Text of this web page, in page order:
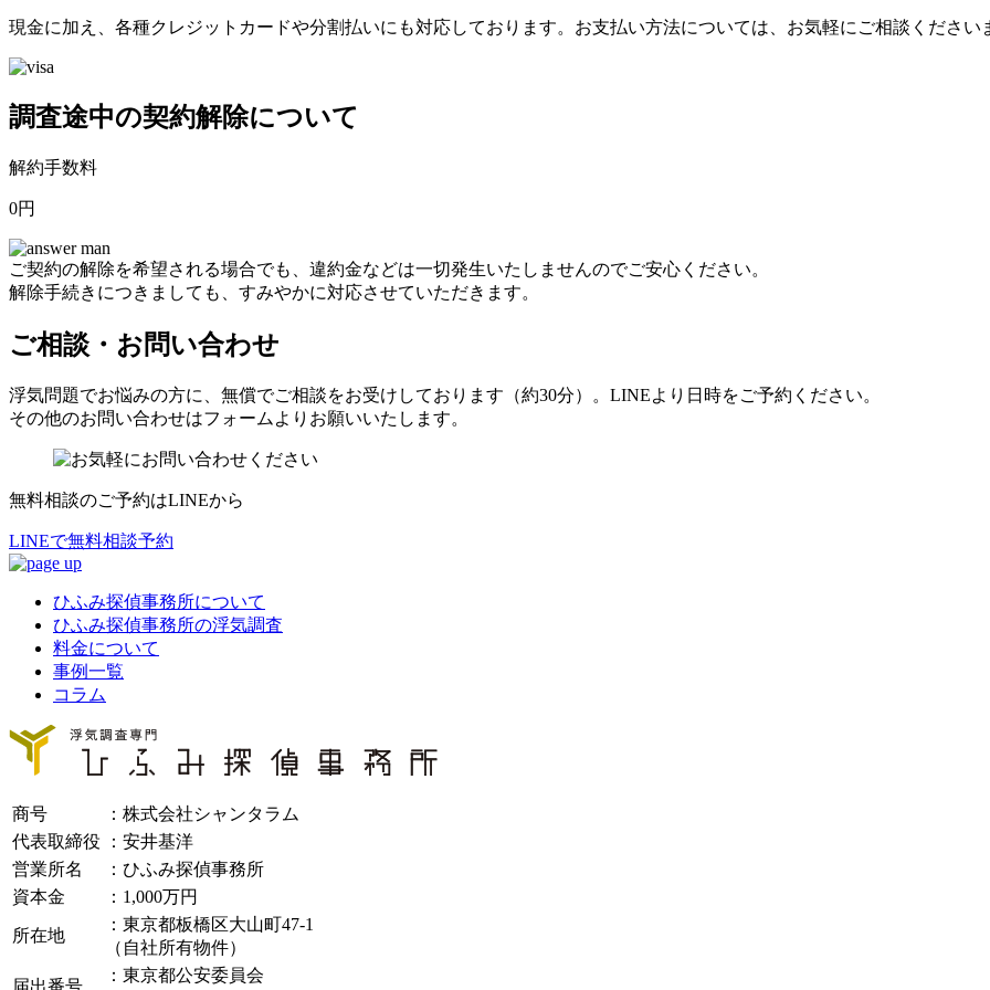
現金に加え 各種クレジットカードや分割払いにも対応しております。 お支払い方法については お気軽にご相談ください
調査途中の契約解除について
解約手数料
0円
ご契約の解除を希望される場合でも 違約金などは一切発生いたしませんのでご安心ください。
解除手続きにつきましても
すみやかに対応させていただきます。
ご相談・お問い合わせ
浮気問題でお悩みの方に 無償でご相談をお受けしております（約30分） 。 LINEより日時をご予約ください。
その他のお問い合わせはフォームよりお願いいたします。
無料相談のご予約はLINEから
LINEで無料相談予約
ひふみ探偵事務所について
ひふみ探偵事務所の浮気調査
料金について
事例一覧
コラム
商号
：株式会社シャンタラム
代表取締役
：安井基洋
営業所名
：ひふみ探偵事務所
資本金
：1,000万円
所在地
：東京都板橋区大山町47-1
（自社所有物件）
届出番号
：東京都公安委員会